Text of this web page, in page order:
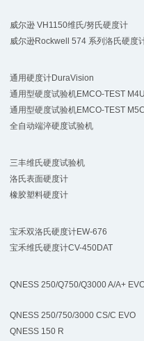
威尔逊 VH1150维氏/努氏硬度计
威尔逊Rockwell 574 系列洛氏硬度
通用硬度计DuraVision
通用型硬度试验机EMCO-TEST
通用型硬度试验机EMCO-TEST
全自动端淬硬度试验机
三丰维氏硬度试验机
洛氏表面硬度计
橡胶塑料硬度计
宝禾双洛氏硬度计EW-676
宝禾维氏硬度计CV-450DAT
QNESS 250/Q750/Q3000 A/A+
QNESS 250/750/3000 CS/C EVO
QNESS 150 R